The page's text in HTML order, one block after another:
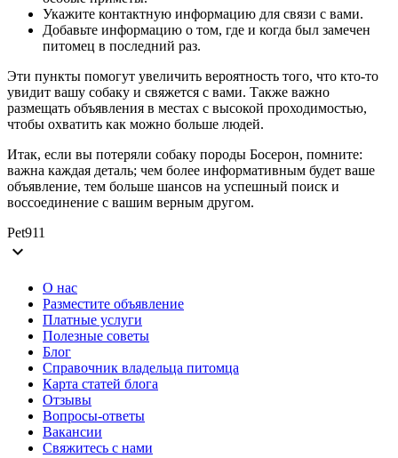
Укажите контактную информацию для связи с вами.
Добавьте информацию о том, где и когда был замечен
питомец в последний раз.
Эти пункты помогут увеличить вероятность того, что кто-то
увидит вашу собаку и свяжется с вами. Также важно
размещать объявления в местах с высокой проходимостью,
чтобы охватить как можно больше людей.
Итак, если вы потеряли собаку породы Босерон, помните:
важна каждая деталь; чем более информативным будет ваше
объявление, тем больше шансов на успешный поиск и
воссоединение с вашим верным другом.
Pet911
expand_more
О нас
Разместите объявление
Платные услуги
Полезные советы
Блог
Справочник владельца питомца
Карта статей блога
Отзывы
Вопросы-ответы
Вакансии
Свяжитесь с нами